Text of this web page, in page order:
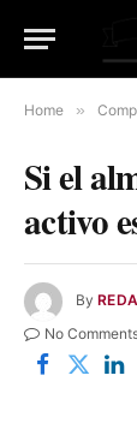
Home »
Si el
activo
By
No